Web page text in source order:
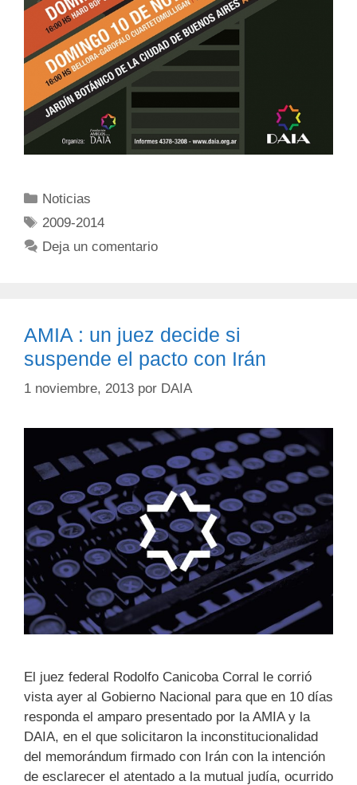
Noticias
2009-2014
Deja un comentario
AMIA : un juez decide si
suspende el pacto con Irán
1 noviembre, 2013 por DAIA
El juez federal Rodolfo Canicoba Corral le corrió
vista ayer al Gobierno Nacional para que en 10 días
responda el amparo presentado por la AMIA y la
DAIA, en el que solicitaron la inconstitucionalidad
del memorándum firmado con Irán con la intención
de esclarecer el atentado a la mutual judía, ocurrido